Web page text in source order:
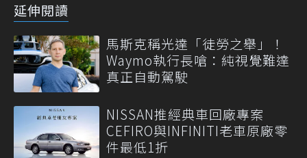
延伸閱讀
馬斯克稱光達「徒勞之舉」！
Waymo執行長嗆：純視覺難達
真正自動駕駛
NISSAN推經典車回廠專案
CEFIRO與INFINITI老車原廠零
件最低1折